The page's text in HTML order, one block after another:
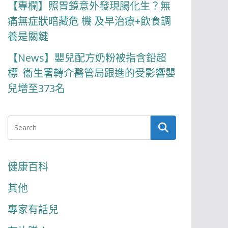
【專欄】照胃鏡意外發現腸化生？無
痛無症狀暗藏危 機 及早治療+飲食調
養是關鍵
【News】嬰兒配方奶粉被指含鉛超
標 衞生署轉介醫管局跟進的受影響嬰
兒增至373名
健康百科
其他
專家有話兒